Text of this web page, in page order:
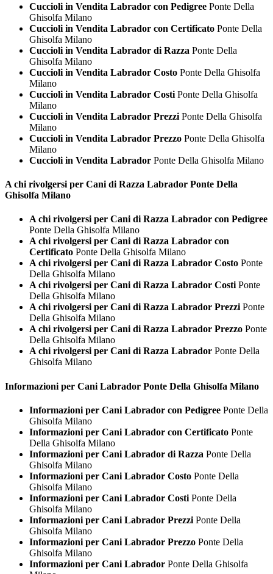
Cuccioli in Vendita Labrador con Pedigree Ponte Della
Ghisolfa Milano
Cuccioli in Vendita Labrador con Certificato Ponte Della
Ghisolfa Milano
Cuccioli in Vendita Labrador di Razza Ponte Della
Ghisolfa Milano
Cuccioli in Vendita Labrador Costo Ponte Della Ghisolfa
Milano
Cuccioli in Vendita Labrador Costi Ponte Della Ghisolfa
Milano
Cuccioli in Vendita Labrador Prezzi Ponte Della Ghisolfa
Milano
Cuccioli in Vendita Labrador Prezzo Ponte Della Ghisolfa
Milano
Cuccioli in Vendita Labrador Ponte Della Ghisolfa Milano
A chi rivolgersi per Cani di Razza Labrador Ponte Della
Ghisolfa Milano
A chi rivolgersi per Cani di Razza Labrador con Pedigree
Ponte Della Ghisolfa Milano
A chi rivolgersi per Cani di Razza Labrador con
Certificato Ponte Della Ghisolfa Milano
A chi rivolgersi per Cani di Razza Labrador Costo Ponte
Della Ghisolfa Milano
A chi rivolgersi per Cani di Razza Labrador CostiPonte
Della Ghisolfa Milano
A chi rivolgersi per Cani di Razza Labrador PrezziPonte
Della Ghisolfa Milano
A chi rivolgersi per Cani di Razza Labrador Prezzo Ponte
Della Ghisolfa Milano
A chi rivolgersi per Cani di Razza Labrador Ponte Della
Ghisolfa Milano
Informazioni per Cani Labrador Ponte Della Ghisolfa Milano
Informazioni per Cani Labrador con Pedigree Ponte Della
Ghisolfa Milano
Informazioni per Cani Labrador con Certificato Ponte
Della Ghisolfa Milano
Informazioni per Cani Labrador di Razza Ponte Della
Ghisolfa Milano
Informazioni per Cani Labrador Costo Ponte Della
Ghisolfa Milano
Informazioni per Cani Labrador Costi Ponte Della
Ghisolfa Milano
Informazioni per Cani Labrador Prezzi Ponte Della
Ghisolfa Milano
Informazioni per Cani Labrador Prezzo Ponte Della
Ghisolfa Milano
Informazioni per Cani Labrador Ponte Della Ghisolfa